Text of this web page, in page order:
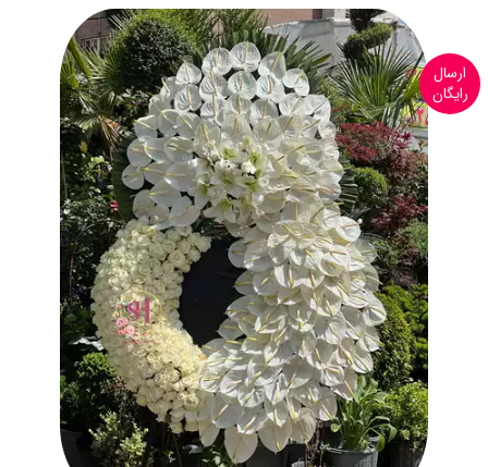
ارسال
رایگان